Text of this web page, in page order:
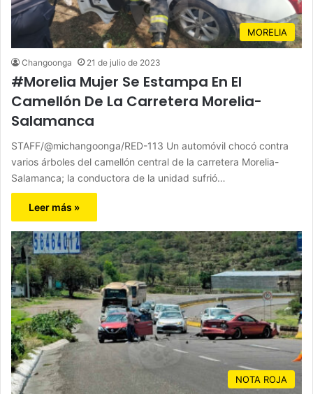
MORELIA
Changoonga 21 de julio de 2023
#Morelia Mujer Se Estampa En El
Camellón De La Carretera Morelia-
Salamanca
STAFF/@michangoonga/RED-113 Un automóvil chocó contra
varios árboles del camellón central de la carretera Morelia-
Salamanca; la conductora de la unidad sufrió…
Leer más »
NOTA ROJA